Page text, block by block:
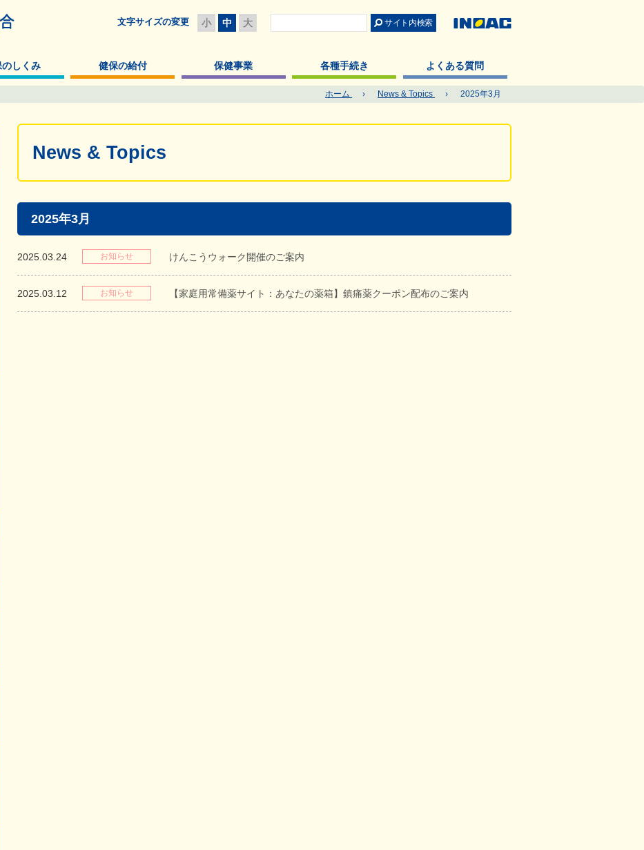
文字サイズの変更 小 中 大
のしくみ 健保の給付 保健事業 各種手続き よくある質問
ホーム › News & Topics › 2025年3月
News & Topics
2025年3月
2025.03.24 お知らせ けんこうウォーク開催のご案内
2025.03.12 お知らせ 【家庭用常備薬サイト：あなたの薬箱】鎮痛薬クーポン配布のご案内